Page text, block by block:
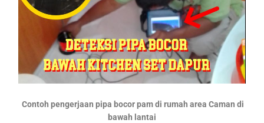
Contoh pengerjaan pipa bocor pam di rumah area Caman di
bawah lantai